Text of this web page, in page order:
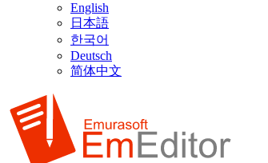
English
日本語
한국어
Deutsch
简体中文